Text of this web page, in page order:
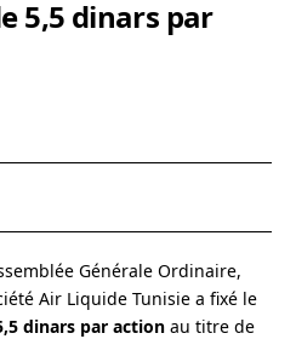
5,5 dinars par
Générale Ordinaire,
Air Liquide Tunisie a fixé le
dinars par action au titre de